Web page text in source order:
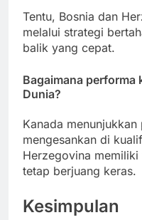
Tentu, Bosnia dan
melalui strategi
balik yang cepat.
Bagaimana performa
Dunia?
Kanada
mengesankan di
Herzegovina
tetap berjuang keras.
Kesimpulan